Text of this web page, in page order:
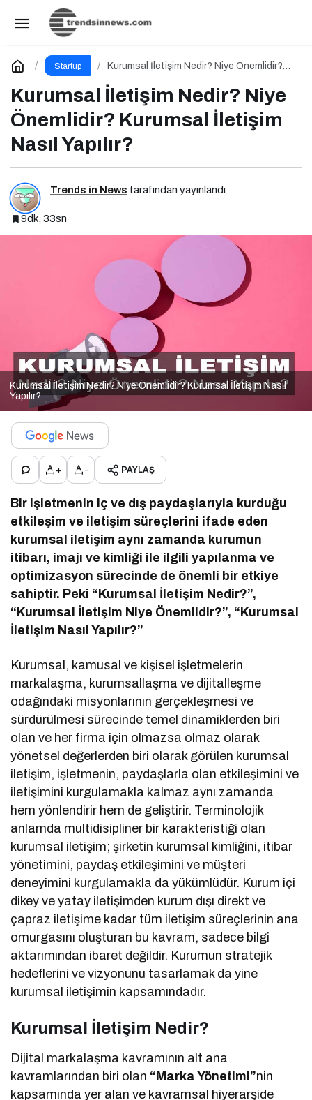
Startup
Kurumsal İletişim Nedir? Niye Önemlidir?
Kurumsal İletişim Nedir? Niye
Önemlidir? Kurumsal İletişim
Nasıl Yapılır?
Trends in News tarafından yayınlandı
9dk, 33sn
Kurumsal İletişim Nedir? Niye Önemlidir? Kurumsal İletişim Nasıl
Yapılır?
+ - PAYLAŞ
Bir işletmenin iç ve dış paydaşlarıyla kurduğu
etkileşim ve iletişim süreçlerini ifade eden
kurumsal iletişim aynı zamanda kurumun
itibarı, imajı ve kimliği ile ilgili yapılanma ve
optimizasyon sürecinde de önemli bir etkiye
sahiptir. Peki “Kurumsal İletişim Nedir?”,
“Kurumsal İletişim Niye Önemlidir?”, “Kurumsal
İletişim Nasıl Yapılır?”
Kurumsal, kamusal ve kişisel işletmelerin
markalaşma, kurumsallaşma ve dijitalleşme
odağındaki misyonlarının gerçekleşmesi ve
sürdürülmesi sürecinde temel dinamiklerden biri
olan ve her firma için olmazsa olmaz olarak
yönetsel değerlerden biri olarak görülen kurumsal
iletişim, işletmenin, paydaşlarla olan etkileşimini ve
iletişimini kurgulamakla kalmaz aynı zamanda
hem yönlendirir hem de geliştirir. Terminolojik
anlamda multidisipliner bir karakteristiği olan
kurumsal iletişim; şirketin kurumsal kimliğini, itibar
yönetimini, paydaş etkileşimini ve müşteri
deneyimini kurgulamakla da yükümlüdür. Kurum içi
dikey ve yatay iletişimden kurum dışı direkt ve
çapraz iletişime kadar tüm iletişim süreçlerinin ana
omurgasını oluşturan bu kavram, sadece bilgi
aktarımından ibaret değildir. Kurumun stratejik
hedeflerini ve vizyonunu tasarlamak da yine
kurumsal iletişimin kapsamındadır.
Kurumsal İletişim Nedir?
Dijital markalaşma kavramının alt ana
kavramlarından biri olan “Marka Yönetimi”nin
kapsamında yer alan ve kavramsal hiyerarşide
Marka İletişimi Nedir? Niye Önemlidir? Marka
İletişimi Nasıl Yapılır?
Yorum Yap